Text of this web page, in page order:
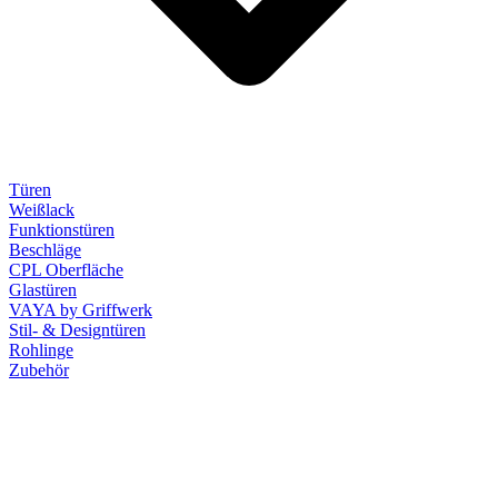
Türen
Weißlack
Funktionstüren
Beschläge
CPL Oberfläche
Glastüren
VAYA by Griffwerk
Stil- & Designtüren
Rohlinge
Zubehör